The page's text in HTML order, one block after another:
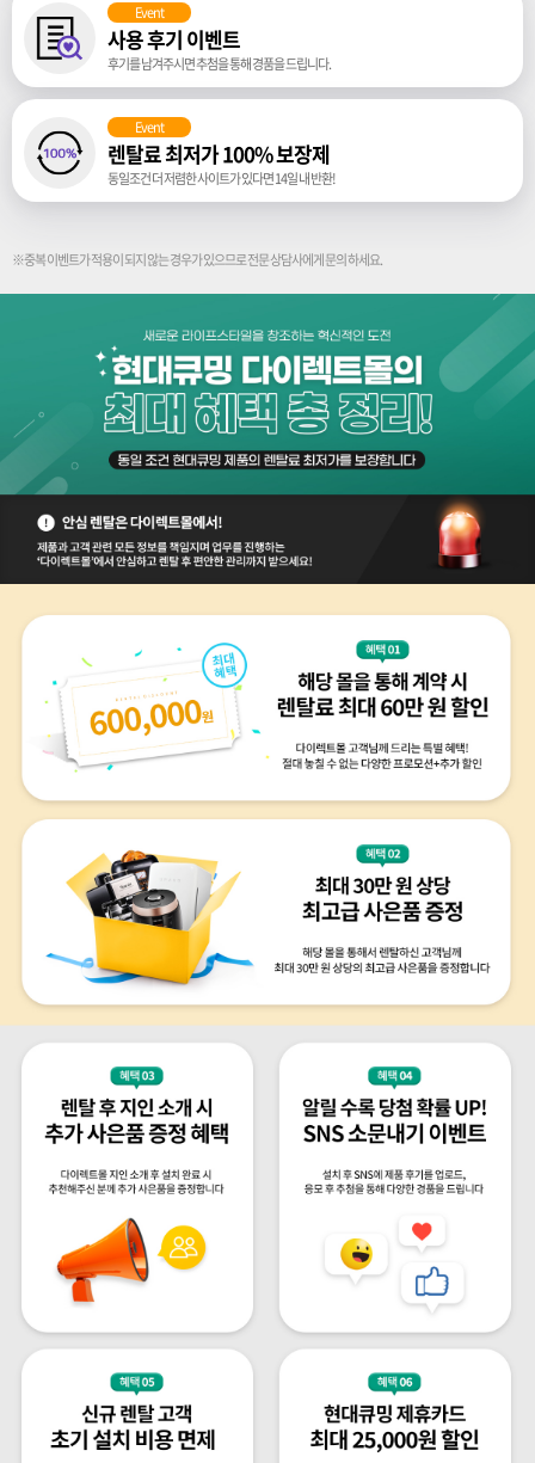
Event
사용 후기 이벤트
후기를 남겨주시면 추첨을 통해 경품을 드립니다.
Event
렌탈료 최저가 100% 보장제
동일조건 더 저렴한 사이트가 있다면 14일 내 반환!
※중복 이벤트가 적용이 되지 않는 경우가 있으므로 전문 상담사에게 문의 하세요.